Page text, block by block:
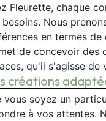
Fleurette, chaque
Nous
en termes
de concevoir des
qu'il s'agisse
créations
vous soyez un
à vos attentes.